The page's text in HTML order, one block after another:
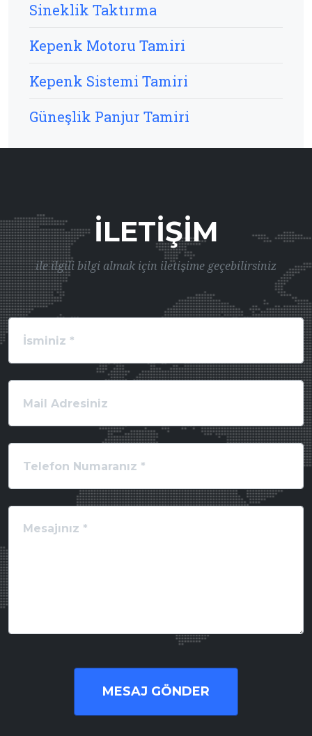
Sineklik Taktırma
Kepenk Motoru Tamiri
Kepenk Sistemi Tamiri
Güneşlik Panjur Tamiri
İLETIŞIM
ile ilgili bilgi almak için iletişime geçebilirsiniz
MESAJ GÖNDER